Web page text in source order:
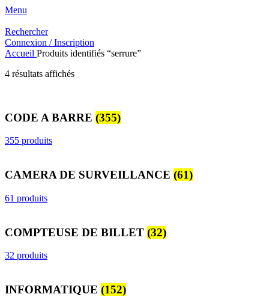
Menu
Rechercher
Connexion / Inscription
Accueil Produits identifiés “serrure”
4 résultats affichésTrié
au
CODE A BARRE (355)
355 produits
CAMERA DE SURVEILLANCE (61)
61 produits
COMPTEUSE DE BILLET (32)
32 produits
INFORMATIQUE (152)